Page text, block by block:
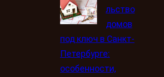
льство
домов
под ключ в Санкт-
Петербурге:
особенности,